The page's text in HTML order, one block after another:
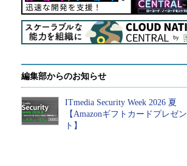
編集部からのお知らせ
ITmedia Security Week 2026 夏
【Amazonギフトカードプレゼン
ト】